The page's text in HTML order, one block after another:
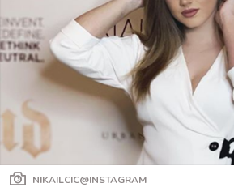
NIKAILCIC@INSTAGRAM